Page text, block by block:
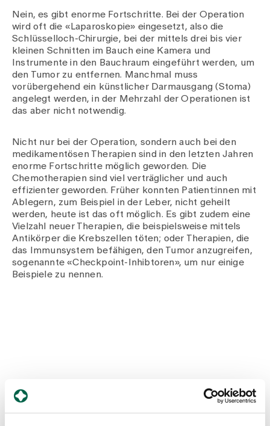
Nein, es gibt enorme Fortschritte. Bei der Operation
wird oft die «Laparoskopie» eingesetzt, also die
Schlüsselloch-Chirurgie, bei der mittels drei bis vier
kleinen Schnitten im Bauch eine Kamera und
Instrumente in den Bauchraum eingeführt werden, um
den Tumor zu entfernen. Manchmal muss
vorübergehend ein künstlicher Darmausgang (Stoma)
angelegt werden, in der Mehrzahl der Operationen ist
das aber nicht notwendig.
Nicht nur bei der Operation, sondern auch bei den
medikamentösen Therapien sind in den letzten Jahren
enorme Fortschritte möglich geworden. Die
Chemotherapien sind viel verträglicher und auch
effizienter geworden. Früher konnten Patient:innen mit
Ablegern, zum Beispiel in der Leber, nicht geheilt
werden, heute ist das oft möglich. Es gibt zudem eine
Vielzahl neuer Therapien, die beispielsweise mittels
Antikörper die Krebszellen töten; oder Therapien, die
das Immunsystem befähigen, den Tumor anzugreifen,
sogenannte «Checkpoint-Inhibtoren», um nur einige
Beispiele zu nennen.